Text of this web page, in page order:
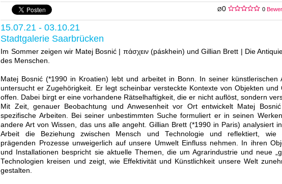
Ø0 0
15.07.21 - 03.10.21
Stadtgalerie Saarbrücken
Im Sommer zeigen wir Matej Bosnić | πάσχειν (páskhein) und Gillian Brett | Die
des Menschen.
Matej Bosnić (*1990 in Kroatien) lebt und arbeitet in Bonn. In seiner künstlerischen
untersucht er Zugehörigkeit. Er legt scheinbar versteckte Kontexte von Objekten und
offen. Dabei birgt er eine vorhandene Rätselhaftigkeit, die er nicht auflöst, sondern
Mit Zeit, genauer Beobachtung und Anwesenheit vor Ort entwickelt Matej
spezifische Arbeiten. Bei seiner unbestimmten Suche formuliert er in seinen
andere Art von Wissen, das uns alle angeht. Gillian Brett (*1990 in Paris) analysiert
Arbeit die Beziehung zwischen Mensch und Technologie und reflektiert, wie
prägenden Prozesse unweigerlich auf unsere Umwelt Einfluss nehmen. In ihren
und Installationen bespricht sie aktuelle Themen, die um Agrarindustrie und neue
Technologien kreisen und zeigt, wie Effektivität und Künstlichkeit unsere Welt
gestalten.